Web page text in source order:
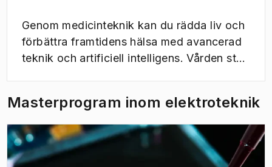
Genom medicinteknik kan du rädda liv och
förbättra framtidens hälsa med avancerad
teknik och artificiell intelligens. Vården står
kommer att bidra till lösningarna i en
globalt växande framtidsindustri.
Utbildningen är unik genom ett tätt
samarbete med Sahlgrenska akademin och
Masterprogram inom elektroteknik